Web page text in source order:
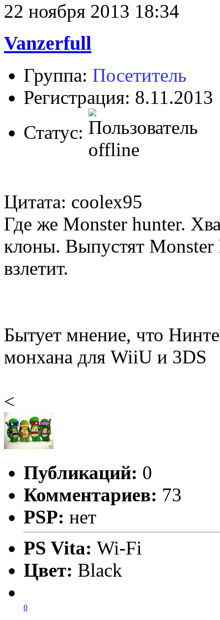
22 ноября 2013 18:34
Vanzerfull
Группа: Посетитель
Регистрация: 8.11.2013
Статус:
Цитата: coolex95
Где же Monster hunter.
клоны. Выпустят Monster
взлетит.
Бытует мнение, что
монхана для WiiU и 3DS
<
Публикаций: 0
Комментариев: 73
PSP: нет
PS Vita: Wi-Fi
Цвет: Black
0